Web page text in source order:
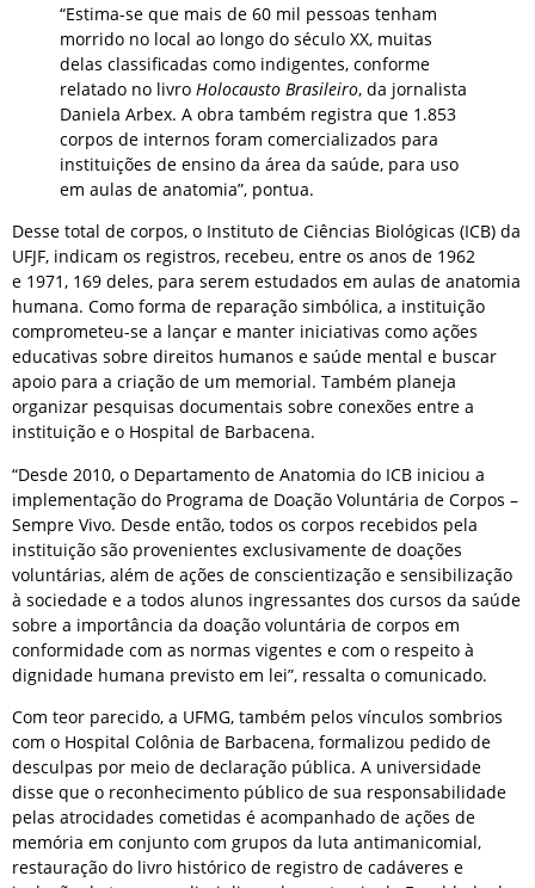
“Estima-se que mais de 60 mil pessoas tenham
morrido no local ao longo do século XX, muitas
delas classificadas como indigentes, conforme
relatado no livro Holocausto Brasileiro, da jornalista
Daniela Arbex. A obra também registra que 1.853
corpos de internos foram comercializados para
instituições de ensino da área da saúde, para uso
em aulas de anatomia”, pontua.
Desse total de corpos, o Instituto de Ciências Biológicas (ICB) da
UFJF, indicam os registros, recebeu, entre os anos de 1962
e 1971, 169 deles, para serem estudados em aulas de anatomia
humana. Como forma de reparação simbólica, a instituição
comprometeu-se a lançar e manter iniciativas como ações
educativas sobre direitos humanos e saúde mental e buscar
apoio para a criação de um memorial. Também planeja
organizar pesquisas documentais sobre conexões entre a
instituição e o Hospital de Barbacena.
“Desde 2010, o Departamento de Anatomia do ICB iniciou a
implementação do Programa de Doação Voluntária de Corpos –
Sempre Vivo. Desde então, todos os corpos recebidos pela
instituição são provenientes exclusivamente de doações
voluntárias, além de ações de conscientização e sensibilização
à sociedade e a todos alunos ingressantes dos cursos da saúde
sobre a importância da doação voluntária de corpos em
conformidade com as normas vigentes e com o respeito à
dignidade humana previsto em lei”, ressalta o comunicado.
Com teor parecido, a UFMG, também pelos vínculos sombrios
com o Hospital Colônia de Barbacena, formalizou pedido de
desculpas por meio de declaração pública. A universidade
disse que o reconhecimento público de sua responsabilidade
pelas atrocidades cometidas é acompanhado de ações de
memória em conjunto com grupos da luta antimanicomial,
restauração do livro histórico de registro de cadáveres e